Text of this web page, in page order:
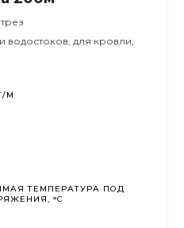
водостоков, для кровли,
М
ТЕМПЕРАТУРА ПОД
°C